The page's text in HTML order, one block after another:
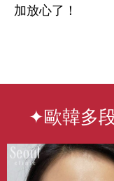
加放心了！
✦歐韓多